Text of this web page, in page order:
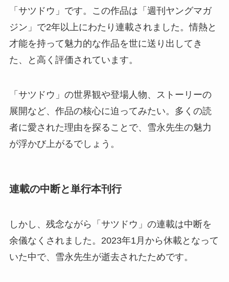
「サツドウ」です。この作品は「週刊ヤングマガ
ジン」で2年以上にわたり連載されました。情熱と
才能を持って魅力的な作品を世に送り出してき
た、と高く評価されています。
「サツドウ」の世界観や登場人物、ストーリーの
展開など、作品の核心に迫ってみたい。多くの読
者に愛された理由を探ることで、雪永先生の魅力
が浮かび上がるでしょう。
連載の中断と単行本刊行
しかし、残念ながら「サツドウ」の連載は中断を
余儀なくされました。2023年1月から休載となって
いた中で、雪永先生が逝去されたためです。